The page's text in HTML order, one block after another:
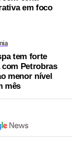
em foco
tem forte
com Petrobras
menor nível
mês